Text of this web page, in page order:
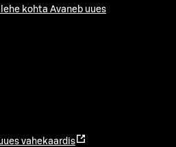
kohta Avaneb uues
vahekaardis